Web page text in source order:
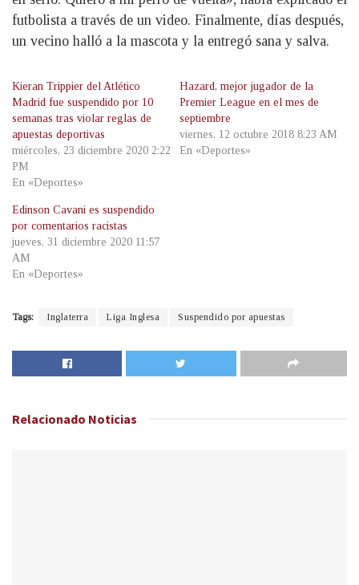
futbolista a través de un video. Finalmente, días después,
un vecino halló a la mascota y la entregó sana y salva.
Kieran Trippier del Atlético
Madrid fue suspendido por 10
semanas tras violar reglas de
apuestas deportivas
miércoles, 23 diciembre 2020 2:22
PM
En «Deportes»
Hazard, mejor jugador de la
Premier League en el mes de
septiembre
viernes, 12 octubre 2018 8:23 AM
En «Deportes»
Edinson Cavani es suspendido
por comentarios racistas
jueves, 31 diciembre 2020 11:57
AM
En «Deportes»
Tags: Inglaterra Liga Inglesa Suspendido por apuestas
Relacionado Noticias